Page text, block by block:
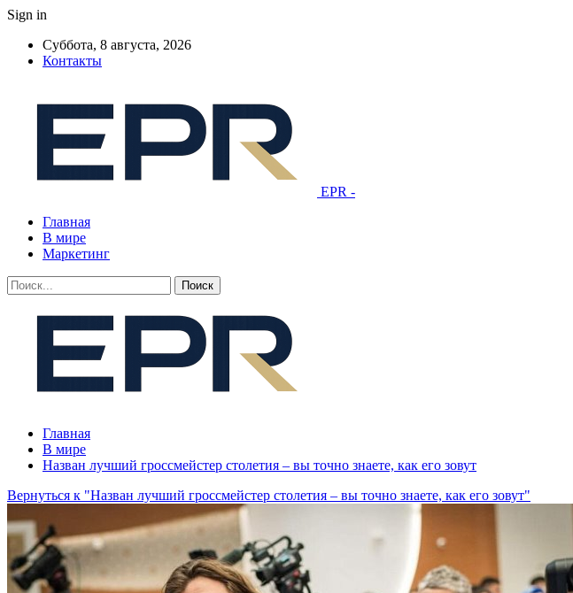
Sign in
Суббота, 8 августа, 2026
Контакты
EPR -
Главная
В мире
Маркетинг
Главная
В мире
Назван лучший гроссмейстер столетия – вы точно знаете, как его зовут
Вернуться к "Назван лучший гроссмейстер столетия – вы точно знаете, как его зовут"